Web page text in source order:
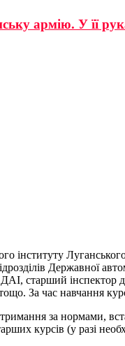
армію. У її
інституту
Державної
старший інспектор
За час навчання
за нормами,
курсів (у разі